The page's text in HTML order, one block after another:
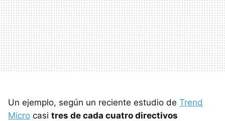
Un ejemplo, según un reciente estudio de Trend
Micro casi tres de cada cuatro directivos